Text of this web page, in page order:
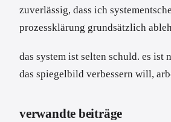
zuverlässig, dass ich
prozessklärung grundsätzlich
das system ist selten schuld. es ist
das spiegelbild verbessern will,
verwandte beiträge